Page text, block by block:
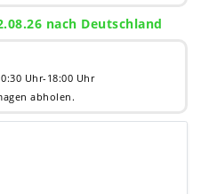
nach Deutschland
Uhr-18:00 Uhr
abholen.